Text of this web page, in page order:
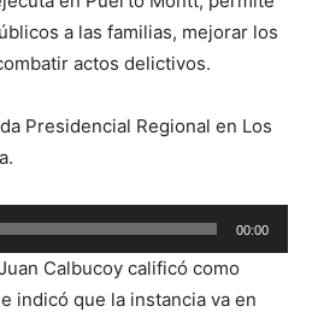
a las familias, mejorar los
actos delictivos.
Presidencial Regional en Los
00:00
Calbucoy calificó como
indicó que la instancia va en